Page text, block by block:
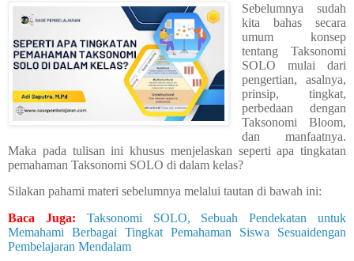
Sebelumnya sudah
kita bahas secara
umum konsep
tentang Taksonomi
SOLO mulai dari
pengertian, asalnya,
prinsip, tingkat,
perbedaan dengan
Taksonomi Bloom,
dan manfaatnya.
Maka pada tulisan ini khusus menjelaskan seperti apa tingkatan
pemahaman Taksonomi SOLO di dalam kelas?
Silakan pahami materi sebelumnya melalui tautan di bawah ini:
Baca Juga:
Taksonomi SOLO, Sebuah Pendekatan untuk
Memahami Berbagai Tingkat Pemahaman Siswa Sesuaidengan
Pembelajaran Mendalam